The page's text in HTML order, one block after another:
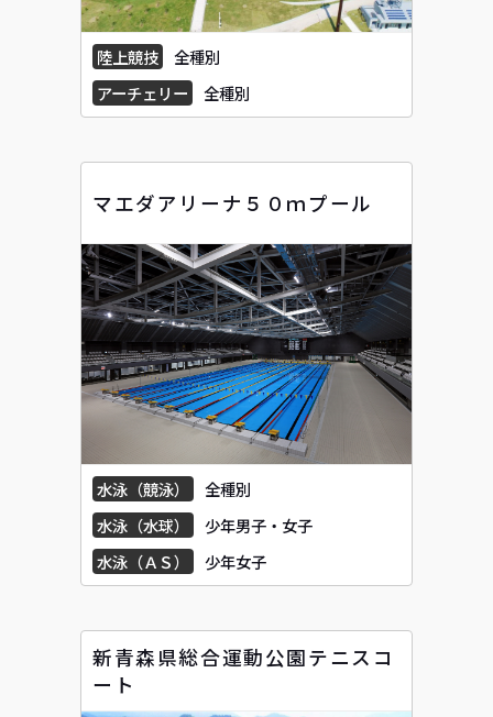
陸上競技
全種別
アーチェリー
全種別
マエダアリーナ５０ｍプール
水泳（競泳）
全種別
水泳（水球）
少年男子・女子
水泳（ＡＳ）
少年女子
新青森県総合運動公園テニスコ
ート